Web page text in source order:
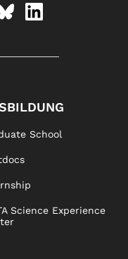
School
Science Experience